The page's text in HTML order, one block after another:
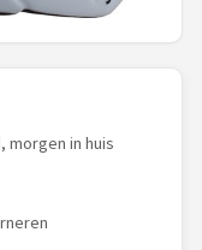
morgen in huis